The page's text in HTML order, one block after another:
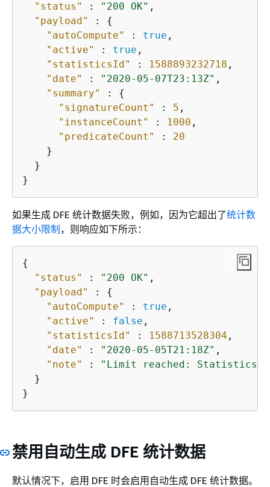
"status"
: "200 OK" ,
"payload"
: {
"autoCompute"
: true ,
"active"
: true ,
"statisticsId"
: 1588893232718 ,
"date"
: "2020-05-07T23:13Z" ,
"summary"
: {
"signatureCount"
: 5 ,
"instanceCount"
: 1000 ,
"predicateCount"
: 20
    }
  }
}
如果生成 DFE 统计数据失败，例如，因为它超出了统计数
据大小限制 ，则响应如下所示：
{
"status"
: "200 OK" ,
"payload"
: {
"autoCompute"
: true ,
"active"
: false ,
"statisticsId"
: 1588713528304 ,
"date"
: "2020-05-05T21:18Z" ,
"note"
:
"Limit reached: Statistics
  }
}
禁用自动生成 DFE 统计数据
默认情况下，启用 DFE 时会启用自动生成 DFE 统计数据。